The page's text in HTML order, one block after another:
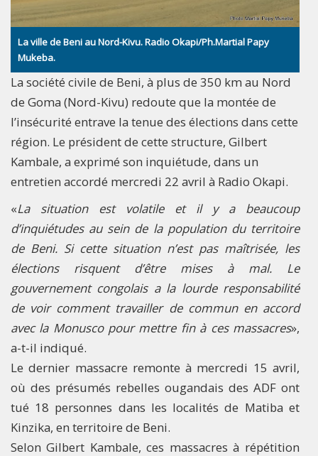
La ville de Beni au Nord-Kivu. Radio Okapi/Ph.Martial Papy
Mukeba.
La société civile de Beni, à plus de 350 km au Nord
de Goma (Nord-Kivu) redoute que la montée de
l’insécurité entrave la tenue des élections dans cette
région. Le président de cette structure, Gilbert
Kambale, a exprimé son inquiétude, dans un
entretien accordé mercredi 22 avril à Radio Okapi.
«La situation est volatile et il y a beaucoup
d’inquiétudes au sein de la population du territoire
de Beni. Si cette situation n’est pas maîtrisée, les
élections risquent d’être mises à mal. Le
gouvernement congolais a la lourde responsabilité
de voir comment travailler de commun en accord
avec la Monusco pour mettre fin à ces massacres»,
a-t-il indiqué.
Le dernier massacre remonte à mercredi 15 avril,
où des présumés rebelles ougandais des ADF ont
tué 18 personnes dans les localités de Matiba et
Kinzika, en territoire de Beni.
Selon Gilbert Kambale, ces massacres à répétition